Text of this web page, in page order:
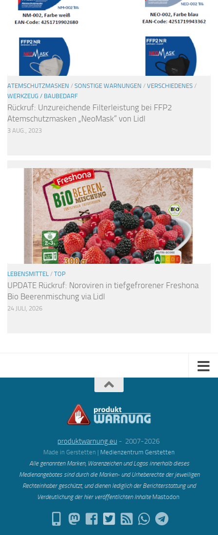
ATEMSCHUTZMASKEN / SONSTIGE WARNUNGEN / VERSCHIEDENES /
WERKZEUG / BAUBEDARF
Rückruf: Unzureichende Filterleistung bei FFP2
Atemschutzmasken „NeoMask“ von Lidl
3 AUG., 2023
LEBENSMITTEL / TOP
UPDATE Rückruf: Noroviren in tiefgefrorener Freshona
Bio Beerenmischung via Lidl
24 JULI, 2026
produktwarnung.eu - 2007-2026
Made in Gerstetten | Medienzentrum Gerstetten
Alle genannten Marken, Warenzeichen und Logos innerhalb dieses
Medienangebotes sind durch die Marken- und Urheberechte der jeweiligen
Rechteinhaber geschützt, und dienen lediglich der Berichterstattung und
Verdeutlichung der hier veröffentlichten Inhalte Mastodon